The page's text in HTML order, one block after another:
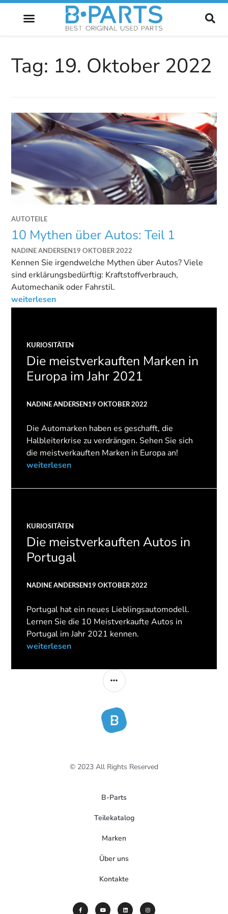
Tag: 19. Oktober 2022
AUTOTEILE
10 Mythen über Autos: Teil 1
NADINE ANDERSEN 19 OKTOBER 2022
Kennen Sie irgendwelche Mythen über Autos? Viele
sind erklärungsbedürftig: Kraftstoffverbrauch,
Automechanik oder Fahrstil.
weiterlesen
KURIOSITÄTEN
Die meistverkauften Marken in
Europa im Jahr 2021
NADINE ANDERSEN 19 OKTOBER 2022
Die Automarken haben es geschafft, die
Halbleiterkrise zu verdrängen. Sehen Sie sich
die meistverkauften Marken in Europa an!
weiterlesen
KURIOSITÄTEN
Die meistverkauften Autos in
Portugal
NADINE ANDERSEN 19 OKTOBER 2022
Portugal hat ein neues Lieblingsautomodell.
Lernen Sie die 10 Meistverkaufte Autos in
Portugal im Jahr 2021 kennen.
weiterlesen
© 2023 All Rights Reserved
B-Parts
Teilekatalog
Marken
Über uns
Kontakte